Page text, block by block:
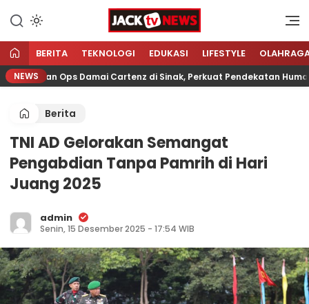
konten
Jacktvnews.com
Sumber Referensi Terpercaya
BERITA TEKNOLOGI EDUKASI LIFESTYLE
NEWSOps Damai Cartenz di Sinak, Perkuat Pendekatan Humanis
Berita
TNI AD Gelorakan Semangat
Pengabdian Tanpa Pamrih di Hari
Juang 2025
admin
Senin, 15 Desember 2025 - 17:54 WIB